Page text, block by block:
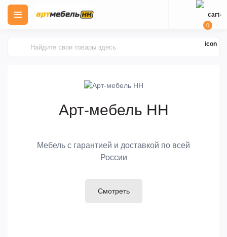
0
Арт-мебель НН
Мебель с гарантией и доставкой по всей
России
Смотреть